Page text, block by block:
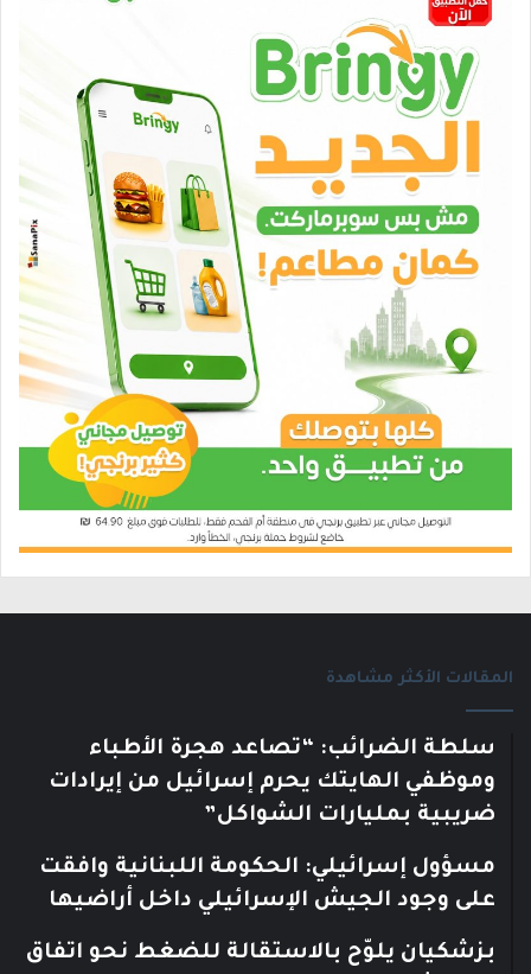
المقالات الأكثر مشاهدة
سلطة الضرائب: “تصاعد هجرة الأطباء
وموظفي الهايتك يحرم إسرائيل من إيرادات
ضريبية بمليارات الشواكل”
مسؤول إسرائيلي: الحكومة اللبنانية وافقت
على وجود الجيش الإسرائيلي داخل أراضيها
بزشكيان يلوّح بالاستقالة للضغط نحو اتفاق